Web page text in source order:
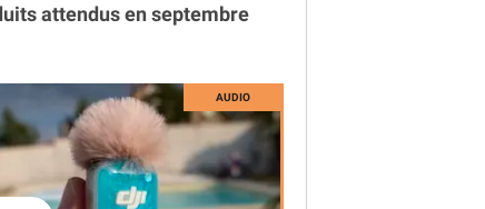
attendus en septembre